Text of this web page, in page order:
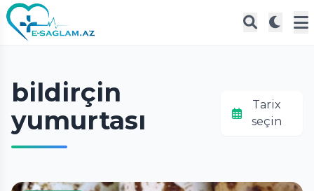
bildirçin
yumurtası
Tarix
seçin